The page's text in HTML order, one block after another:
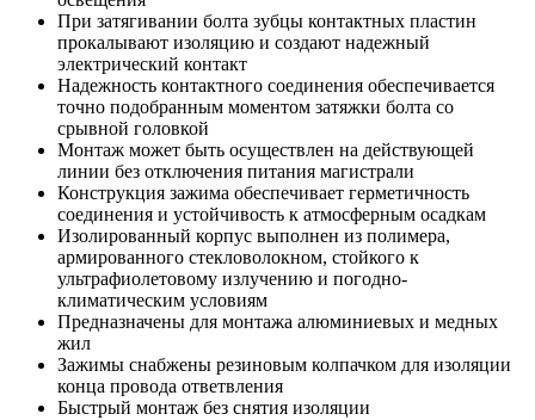
При затягивании болта зубцы контактных пластин
прокалывают изоляцию и создают надежный
электрический контакт
Надежность контактного соединения обеспечивается
точно подобранным моментом затяжки болта со
срывной головкой
Монтаж может быть осуществлен на действующей
линии без отключения питания магистрали
Конструкция зажима обеспечивает герметичность
соединения и устойчивость к атмосферным осадкам
Изолированный корпус выполнен из полимера,
армированного стекловолокном, стойкого к
ультрафиолетовому излучению и погодно-
климатическим условиям
Предназначены для монтажа алюминиевых и медных
жил
Зажимы снабжены резиновым колпачком для изоляции
конца провода ответвления
Быстрый монтаж без снятия изоляции